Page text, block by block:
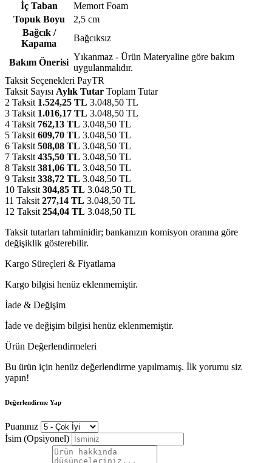
İç Taban
Memort Foam
Topuk Boyu
2,5 cm
Bağcık /
Kapama
Bağcıksız
Bakım Önerisi
Yıkanmaz - Ürün Materyaline göre bakım
uygulanmalıdır.
Taksit Seçenekleri PayTR
Taksit Sayısı Aylık Tutar Toplam Tutar
2 Taksit 1.524,25 TL 3.048,50 TL
3 Taksit 1.016,17 TL 3.048,50 TL
4 Taksit 762,13 TL 3.048,50 TL
5 Taksit 609,70 TL 3.048,50 TL
6 Taksit 508,08 TL 3.048,50 TL
7 Taksit 435,50 TL 3.048,50 TL
8 Taksit 381,06 TL 3.048,50 TL
9 Taksit 338,72 TL 3.048,50 TL
10 Taksit 304,85 TL 3.048,50 TL
11 Taksit 277,14 TL 3.048,50 TL
12 Taksit 254,04 TL 3.048,50 TL
Taksit tutarları tahminidir; bankanızın komisyon oranına göre
değişiklik gösterebilir.
Kargo Süreçleri & Fiyatlama
Kargo bilgisi henüz eklenmemiştir.
İade & Değişim
İade ve değişim bilgisi henüz eklenmemiştir.
Ürün Değerlendirmeleri
Bu ürün için henüz değerlendirme yapılmamış. İlk yorumu siz
yapın!
Değerlendirme Yap
Puanınız
İsim (Opsiyonel)